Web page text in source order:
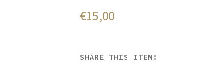
€15,00
SHARE THIS ITEM: